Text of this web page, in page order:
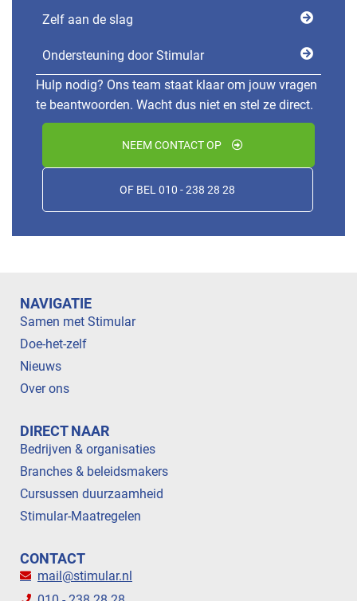
Zelf aan de slag
Ondersteuning door Stimular
Hulp nodig? Ons team staat klaar om jouw vragen
te beantwoorden. Wacht dus niet en stel ze direct.
NEEM CONTACT OP
OF BEL 010 - 238 28 28
NAVIGATIE
Samen met Stimular
Doe-het-zelf
Nieuws
Over ons
DIRECT NAAR
Bedrijven & organisaties
Branches & beleidsmakers
Cursussen duurzaamheid
Stimular-Maatregelen
CONTACT
mail@stimular.nl